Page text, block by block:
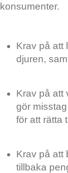
konsumenter.
Krav på att
djuren,
Krav på att
gör
för att rätta
Krav på att
tillbaka